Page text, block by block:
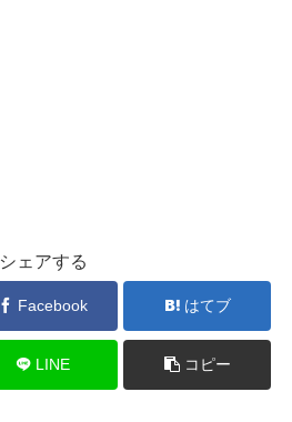
シェアする
Facebook はてブ
LINE コピー